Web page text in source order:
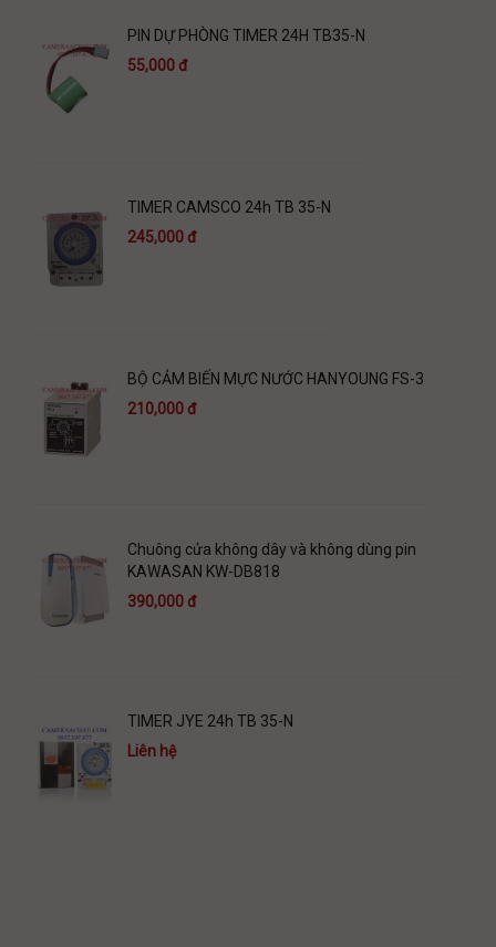
PIN DỰ PHÒNG TIMER 24H TB35-N
55,000 đ
TIMER CAMSCO 24h TB 35-N
245,000 đ
BỘ CẢM BIẾN MỰC NƯỚC HANYOUNG FS-3
210,000 đ
Chuông cửa không dây và không dùng pin
KAWASAN KW-DB818
390,000 đ
TIMER JYE 24h TB 35-N
Liên hệ